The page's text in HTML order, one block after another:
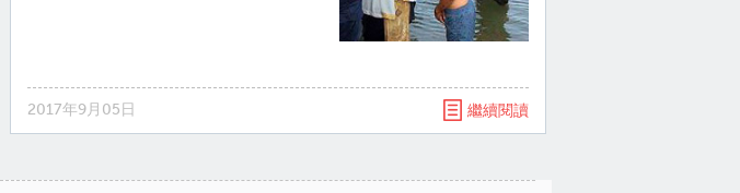
2017年9月05日 繼續閱讀